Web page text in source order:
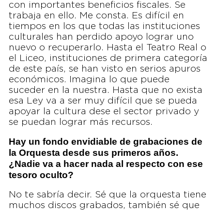
con importantes beneficios fiscales. Se
trabaja en ello. Me consta. Es difícil en
tiempos en los que todas las instituciones
culturales han perdido apoyo lograr uno
nuevo o recuperarlo. Hasta el Teatro Real o
el Liceo, instituciones de primera categoría
de este país, se han visto en serios apuros
económicos. Imagina lo que puede
suceder en la nuestra. Hasta que no exista
esa Ley va a ser muy difícil que se pueda
apoyar la cultura dese el sector privado y
se puedan lograr más recursos.
Hay un fondo envidiable de grabaciones de
la Orquesta desde sus primeros años.
¿Nadie va a hacer nada al respecto con ese
tesoro oculto?
No te sabría decir. Sé que la orquesta tiene
muchos discos grabados, también sé que